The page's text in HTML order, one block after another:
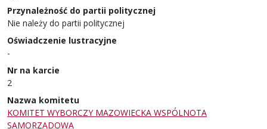
Przynależność do partii politycznej
Nie należy do partii politycznej
Oświadczenie lustracyjne
-
Nr na karcie
2
Nazwa komitetu
KOMITET WYBORCZY MAZOWIECKA WSPÓLNOTA
SAMORZĄDOWA